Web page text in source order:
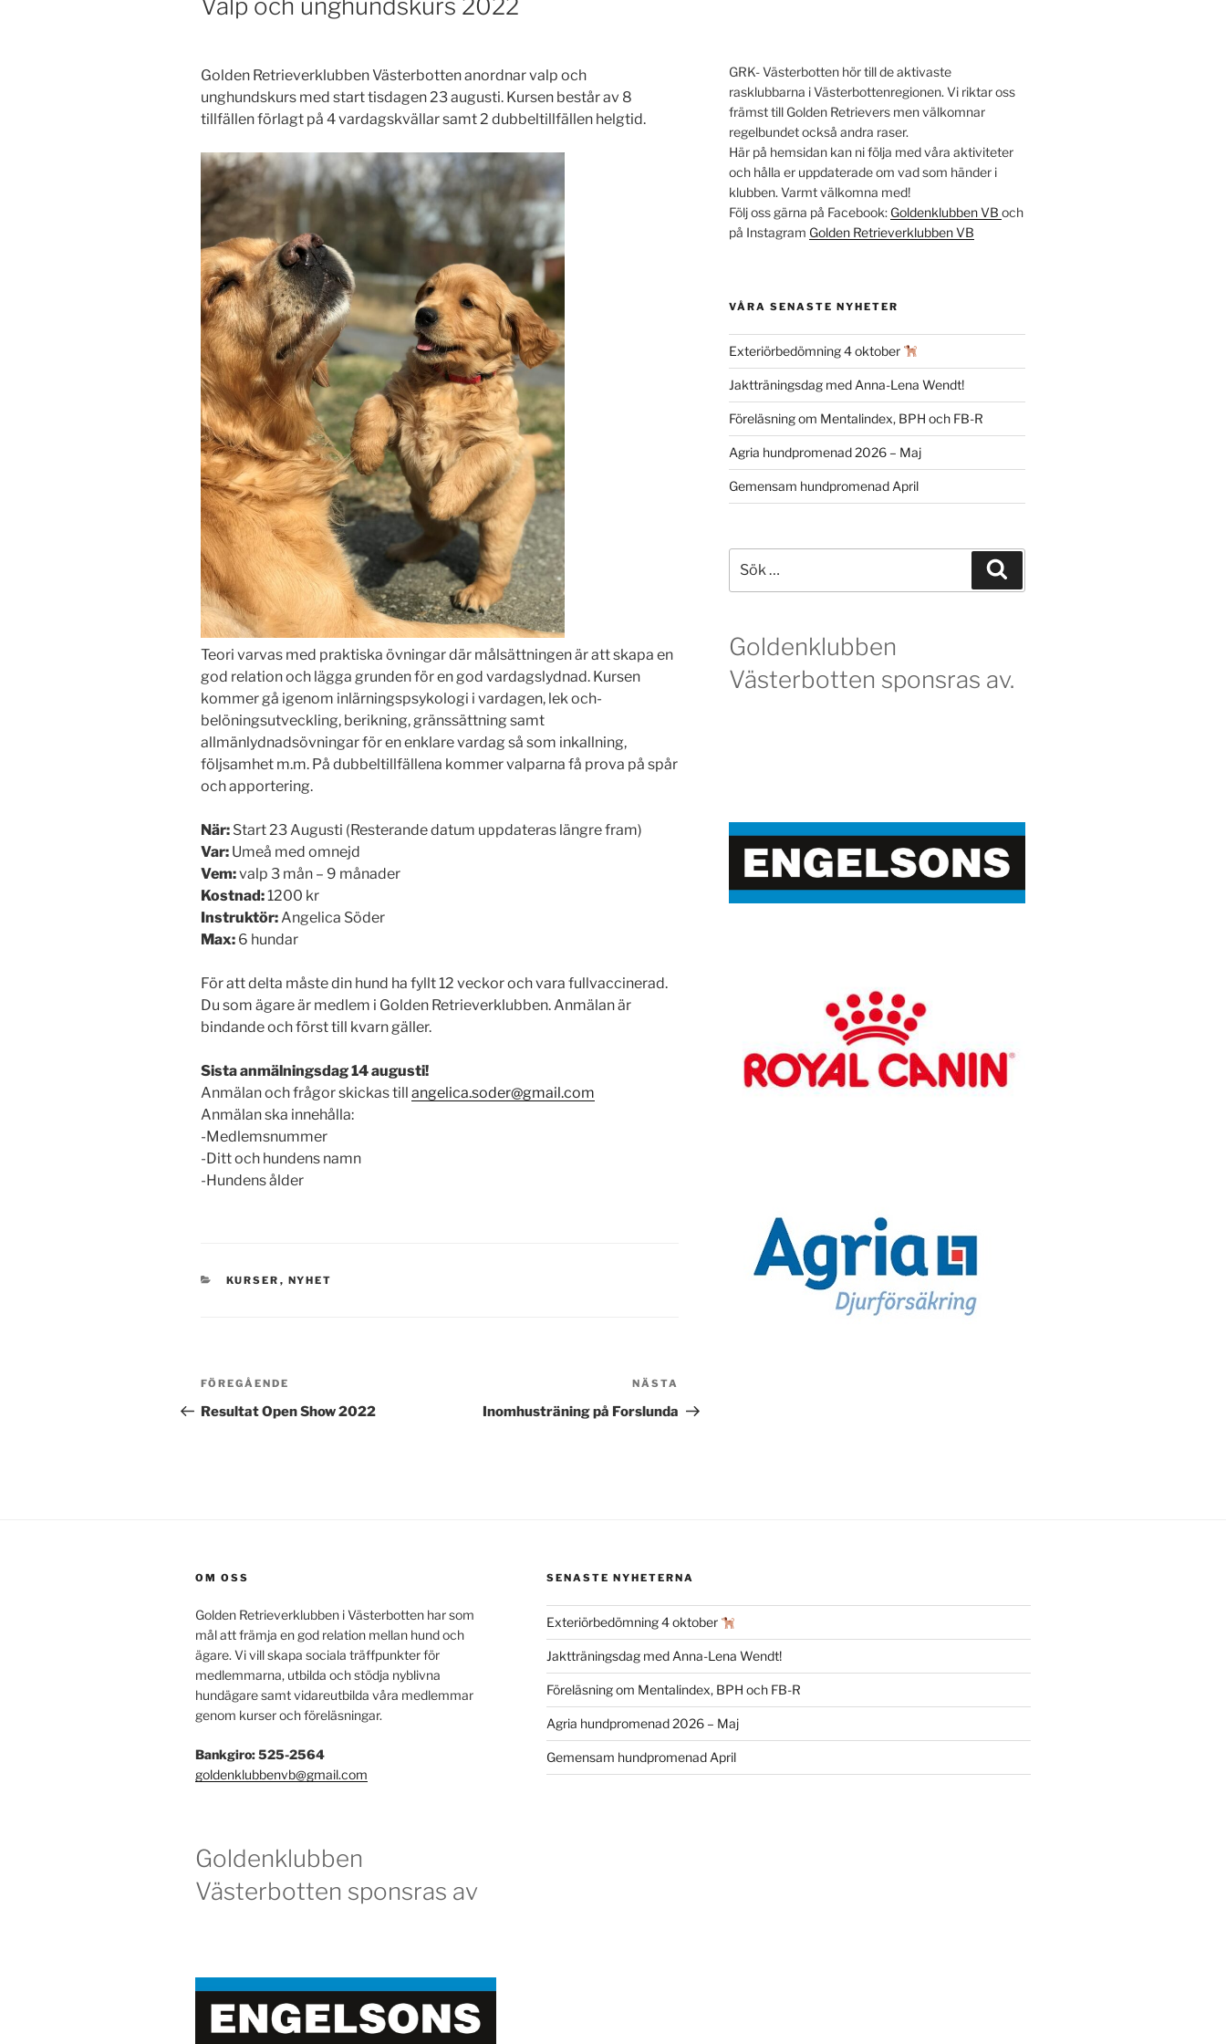
Valp och unghundskurs 2022
Golden Retrieverklubben Västerbotten anordnar valp och
unghundskurs med start tisdagen 23 augusti. Kursen består av 8
tillfällen förlagt på 4 vardagskvällar samt 2 dubbeltillfällen helgtid.
Teori varvas med praktiska övningar där målsättningen är att skapa en
god relation och lägga grunden för en god vardagslydnad. Kursen
kommer gå igenom inlärningspsykologi i vardagen, lek och-
belöningsutveckling, berikning, gränssättning samt
allmänlydnadsövningar för en enklare vardag så som inkallning,
följsamhet m.m. På dubbeltillfällena kommer valparna få prova på spår
och apportering.
När: Start 23 Augusti (Resterande datum uppdateras längre fram)
Var: Umeå med omnejd
Vem:valp 3 mån – 9 månader
Kostnad:1200 kr
Instruktör:Angelica Söder
Max: 6 hundar
För att delta måste din hund ha fyllt 12 veckor och vara fullvaccinerad.
Du som ägare är medlem i Golden Retrieverklubben. Anmälan är
bindande och först till kvarn gäller.
Sista anmälningsdag 14 augusti!
Anmälan och frågor skickas till angelica.soder@gmail.com
Anmälan ska innehålla:
-Medlemsnummer
-Ditt och hundens namn
-Hundens ålder
KATEGORIER
KURSER , NYHET
Inläggsnavigering
Föregående
inlägg
FÖREGÅENDE
Resultat Open Show 2022
inlägg
NÄSTA
Inomhusträning på Forslunda
GRK- Västerbotten hör till de aktivaste
rasklubbarna i Västerbottenregionen. Vi riktar oss
främst till Golden Retrievers men välkomnar
regelbundet också andra raser.
Här på hemsidan kan ni följa med våra aktiviteter
och hålla er uppdaterade om vad som händer i
klubben. Varmt välkomna med!
Följ oss gärna på Facebook: Goldenklubben VB och
på Instagram Golden Retrieverklubben VB
VÅRA SENASTE NYHETER
Exteriörbedömning 4 oktober
Jaktträningsdag med Anna-Lena Wendt!
Föreläsning om Mentalindex, BPH och FB-R
Agria hundpromenad 2026 – Maj
Gemensam hundpromenad April
efter:
Goldenklubben
Västerbotten sponsras av.
OM OSS
Golden Retrieverklubben i Västerbotten har som
mål att främja en god relation mellan hund och
ägare. Vi vill skapa sociala träffpunkter för
medlemmarna, utbilda och stödja nyblivna
hundägare samt vidareutbilda våra medlemmar
genom kurser och föreläsningar.
Bankgiro: 525-2564
goldenklubbenvb@gmail.com
Goldenklubben
Västerbotten sponsras av
SENASTE NYHETERNA
Exteriörbedömning 4 oktober
Jaktträningsdag med Anna-Lena Wendt!
Föreläsning om Mentalindex, BPH och FB-R
Agria hundpromenad 2026 – Maj
Gemensam hundpromenad April